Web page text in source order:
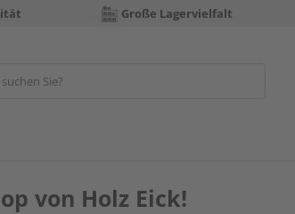
Große Lagervielfalt
von Holz Eick!